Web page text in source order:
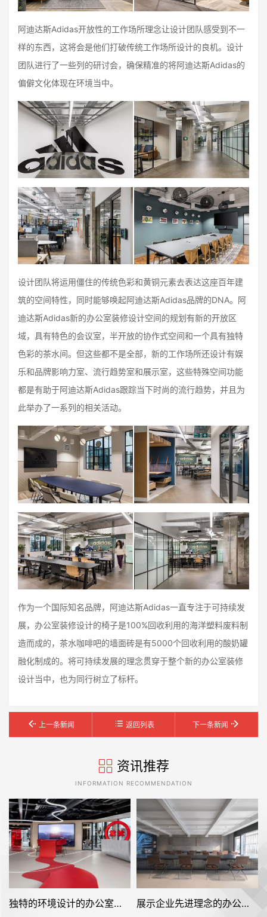
阿迪达斯Adidas开放性的工作场所理念让设计团队感受到不一
样的东西，这将会是他们打破传统工作场所设计的良机。设计
团队进行了一些列的研讨会，确保精准的将阿迪达斯Adidas的
偏僻文化体现在环境当中。
设计团队将运用僵住的传统色彩和黄铜元素去表达这座百年建
筑的空间特性，同时能够唤起阿迪达斯Adidas品牌的DNA。阿
迪达斯Adidas新的办公室装修设计空间的规划有新的开放区
域，具有特色的会议室，半开放的协作式空间和一个具有独特
色彩的茶水间。但这些都不是全部，新的工作场所还设计有娱
乐和品牌影响力室、流行趋势室和展示室，这些特殊空间功能
都是有助于阿迪达斯Adidas跟踪当下时尚的流行趋势，并且为
此举办了一系列的相关活动。
作为一个国际知名品牌，阿迪达斯Adidas一直专注于可持续发
展，办公室装修设计的椅子是100%回收利用的海洋塑料废料制
造而成的，茶水咖啡吧的墙面砖是有5000个回收利用的酸奶罐
融化制成的。将可持续发展的理念贯穿于整个新的办公室装修
设计当中，也为同行树立了标杆。
上一条新闻 返回列表 下一条新闻
资讯推荐
INFORMATION RECOMMENDATION
独特的环境设计的办公室装修空间是怎样打造的——Facepunch 展示企业先进理念的办公室装修设计空间是怎样的——FRAME